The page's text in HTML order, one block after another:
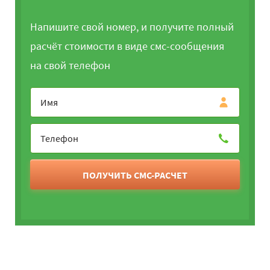
Напишите свой номер, и получите полный
расчёт стоимости в виде смс-сообщения
на свой телефон
ПОЛУЧИТЬ СМС-РАСЧЕТ